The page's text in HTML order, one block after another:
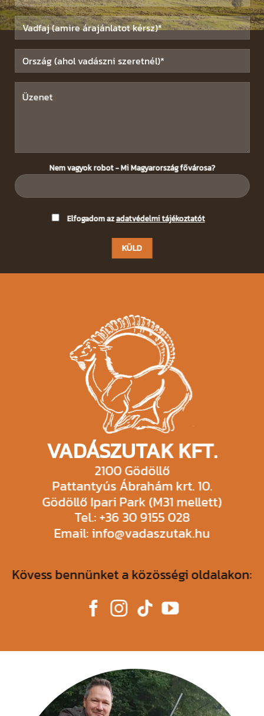
Nem vagyok robot - Mi Magyarország fővárosa?
Elfogadom azadatvédelmi tájékoztatót
VADÁSZUTAK KFT.
2100 Gödöllő
Pattantyús Ábrahám krt. 10.
Gödöllő Ipari Park (M31 mellett)
Tel.: +36 30 9155 028
Email: info@vadaszutak.hu
Kövess bennünket a közösségi oldalakon: